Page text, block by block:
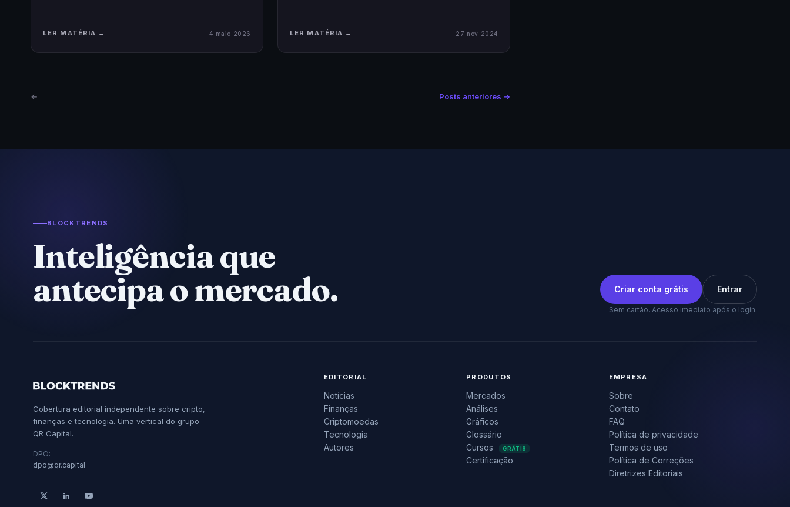
LER MATÉRIA → 4 maio 2026 LER MATÉRIA → 27 nov 2024
← Posts anteriores →
BLOCKTRENDS
Inteligência que
antecipa o mercado.
Criar conta grátis Entrar
Sem cartão. Acesso imediato após o login.
Cobertura editorial independente sobre cripto,
finanças e tecnologia. Uma vertical do grupo
QR Capital.
DPO:
dpo@qr.capital
EDITORIAL
Notícias
Finanças
Criptomoedas
Tecnologia
Autores
PRODUTOS
Mercados
Análises
Gráficos
Glossário
Cursos
GRÁTIS
Certificação
EMPRESA
Sobre
Contato
FAQ
Política de privacidade
Termos de uso
Política de Correções
Diretrizes Editoriais